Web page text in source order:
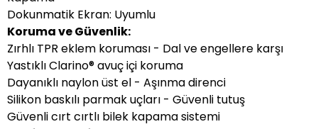
Dokunmatik Ekran: Uyumlu
Koruma ve Güvenlik:
Zırhlı TPR eklem koruması - Dal ve engellere karşı
Yastıklı Clarino® avuç içi koruma
Dayanıklı naylon üst el - Aşınma direnci
Silikon baskılı parmak uçları - Güvenli tutuş
Güvenli cırt cırtlı bilek kapama sistemi